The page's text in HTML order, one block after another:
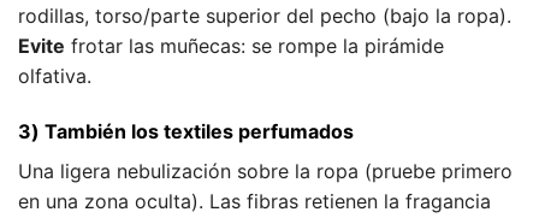
rodillas, torso/parte superior del pecho (bajo la ropa).
Evite frotar las muñecas: se rompe la pirámide
olfativa.
3) También los textiles perfumados
Una ligera nebulización sobre la ropa (pruebe primero
en una zona oculta). Las fibras retienen la fragancia